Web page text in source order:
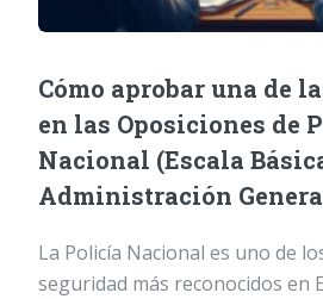
Cómo aprobar una de
en las Oposiciones de
Nacional (Escala
Administración
La Policía Nacional es uno de
seguridad más reconocidos en